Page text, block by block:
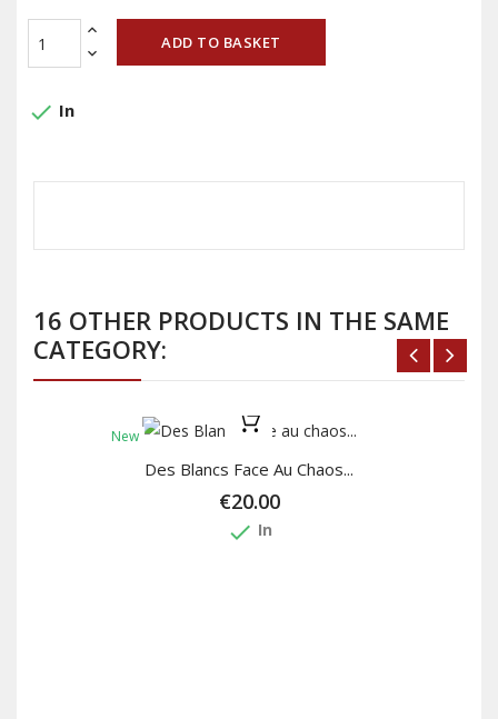
ADD TO BASKET
done In
16 OTHER PRODUCTS IN THE SAME
CATEGORY:
New
Des Blancs Face Au Chaos...
€20.00
done In